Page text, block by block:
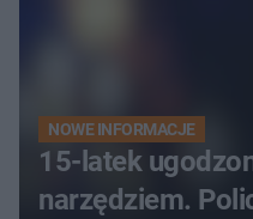
NOWE INFORMACJE
15-latek
narzędziem.